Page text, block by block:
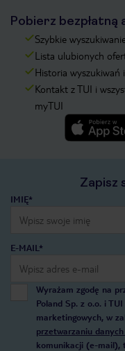
Pobierz bezpłatną
Szybkie
Lista ulubionych
Historia
Kontakt z TUI i
myTUI
Zapisz
IMIĘ*
E-MAIL*
Wyrażam zgodę na
Poland Sp. z o.o. i
marketingowych, w
przetwarzaniu
komunikacji (e-mail),